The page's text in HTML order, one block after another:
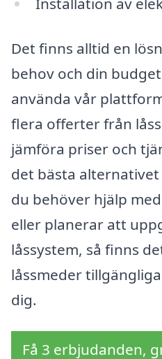
Det finns alltid en
behov och din
använda vår
flera offerter från
jämföra priser och
det bästa
du behöver hjälp
eller planerar att
låssystem, så finns
låssmeder
dig.
Få 3 erbjudanden,